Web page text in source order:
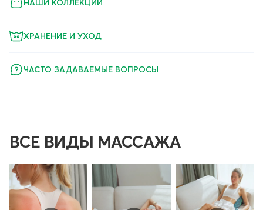
НАШИ КОЛЛЕКЦИИ
ХРАНЕНИЕ И УХОД
ЧАСТО ЗАДАВАЕМЫЕ ВОПРОСЫ
ВСЕ ВИДЫ МАССАЖА